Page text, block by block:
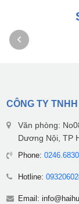
CÔNG TY
Văn phòng:
Dương Nội, TP
Phone:
Hotline:
Email: